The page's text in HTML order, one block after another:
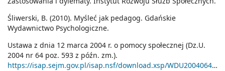
Śliwerski, B. (2010). Myśleć jak pedagog. Gdańskie
Wydawnictwo Psychologiczne.
Ustawa z dnia 12 marca 2004 r. o pomocy społecznej (Dz.U.
2004 nr 64 poz. 593 z późn. zm.).
https://isap.sejm.gov.pl/isap.nsf/download.xsp/WDU20040640593/U/D20040593Lj.pdf